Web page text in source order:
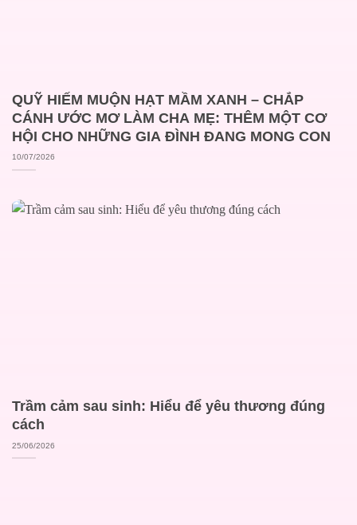
QUỸ HIẾM MUỘN HẠT MẦM XANH – CHẮP
CÁNH ƯỚC MƠ LÀM CHA MẸ: THÊM MỘT CƠ
HỘI CHO NHỮNG GIA ĐÌNH ĐANG MONG CON
10/07/2026
Trầm cảm sau sinh: Hiểu để yêu thương đúng
cách
25/06/2026